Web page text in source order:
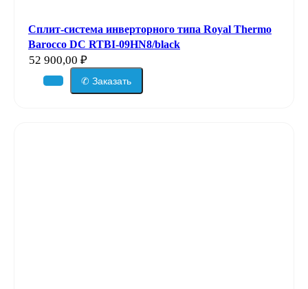
Сплит-система инверторного типа Royal Thermo
Barocco DC RTBI-09HN8/black
52 900,00 ₽
✆ Заказать